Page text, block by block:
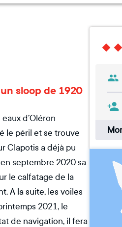
sloop de 1920
d’Oléron
le péril et se trouve
Clapotis a déjà pu
septembre 2020 sa
le calfatage de la
A la suite, les voiles
2021, le
de navigation, il fera